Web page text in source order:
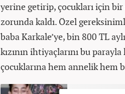
yerine getirip, çocukları için
zorunda kaldı. Özel
baba Karkale’ye, bin 800 TL
kızının ihtiyaçlarını bu
çocuklarına hem annelik hem